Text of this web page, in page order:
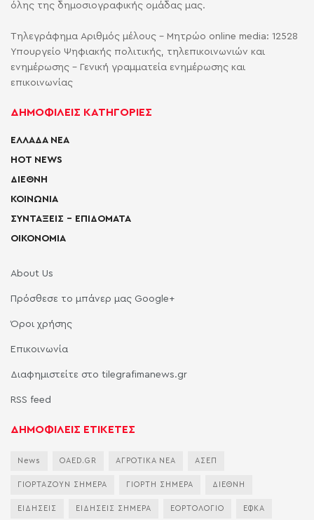
όλης της δημοσιογραφικής ομάδας μας.
Τηλεγράφημα Αριθμός μέλους - Μητρώο online media: 12528
Υπουργείο Ψηφιακής πολιτικής, τηλεπικοινωνιών και
ενημέρωσης - Γενική γραμματεία ενημέρωσης και
επικοινωνίας
ΔΗΜΟΦΙΛΕΙΣ ΚΑΤΗΓΟΡΙΕΣ
ΕΛΛΑΔΑ ΝΕΑ
HOT NEWS
ΔΙΕΘΝΗ
ΚΟΙΝΩΝΙΑ
ΣΥΝΤΑΞΕΙΣ – ΕΠΙΔΟΜΑΤΑ
ΟΙΚΟΝΟΜΙΑ
About Us
Πρόσθεσε το μπάνερ μας Google+
Όροι χρήσης
Επικοινωνία
Διαφημιστείτε στο tilegrafimanews.gr
RSS feed
ΔΗΜΟΦΙΛΕΙΣ ΕΤΙΚΕΤΕΣ
News OAED.GR ΑΓΡΟΤΙΚΑ ΝΕΑ ΑΣΕΠ
ΓΙΟΡΤΑΖΟΥΝ ΣΗΜΕΡΑ ΓΙΟΡΤΗ ΣΗΜΕΡΑ ΔΙΕΘΝΗ
ΕΙΔΗΣΕΙΣ ΕΙΔΗΣΕΙΣ ΣΗΜΕΡΑ ΕΟΡΤΟΛΟΓΙΟ ΕΦΚΑ